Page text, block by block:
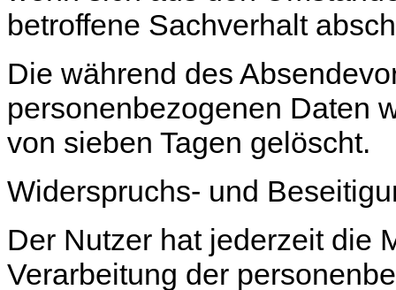
betroffene Sachverhalt
Die während des
personenbezogenen Daten
von sieben Tagen gelöscht.
Widerspruchs- und
Der Nutzer hat jederzeit die
Verarbeitung der